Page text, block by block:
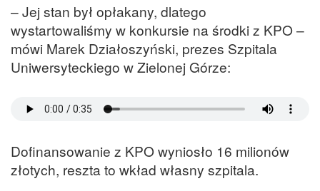
– Jej stan był opłakany, dlatego
wystartowaliśmy w konkursie na środki z KPO –
mówi Marek Działoszyński, prezes Szpitala
Uniwersyteckiego w Zielonej Górze:
Dofinansowanie z KPO wyniosło 16 milionów
złotych, reszta to wkład własny szpitala.